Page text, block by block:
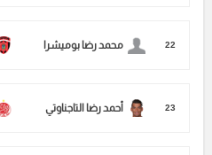
22 محمد رضا بوميشرا
23 أحمد رضا التاجناوتي